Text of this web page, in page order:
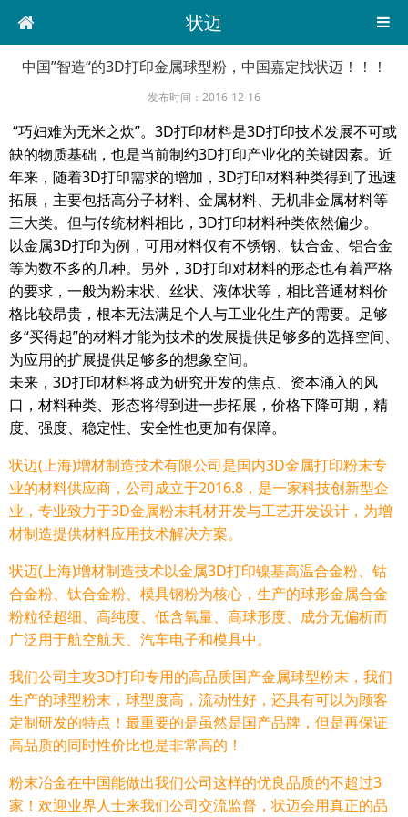
状迈
中国”智造“的3D打印金属球型粉，中国嘉定找状迈！！！
发布时间：2016-12-16
“巧妇难为无米之炊”。3D打印材料是3D打印技术发展不可或
缺的物质基础，也是当前制约3D打印产业化的关键因素。近
年来，随着3D打印需求的增加，3D打印材料种类得到了迅速
拓展，主要包括高分子材料、金属材料、无机非金属材料等
三大类。但与传统材料相比，3D打印材料种类依然偏少。
以金属3D打印为例，可用材料仅有不锈钢、钛合金、铝合金
等为数不多的几种。另外，3D打印对材料的形态也有着严格
的要求，一般为粉末状、丝状、液体状等，相比普通材料价
格比较昂贵，根本无法满足个人与工业化生产的需要。足够
多“买得起”的材料才能为技术的发展提供足够多的选择空间、
为应用的扩展提供足够多的想象空间。
未来，3D打印材料将成为研究开发的焦点、资本涌入的风
口，材料种类、形态将得到进一步拓展，价格下降可期，精
度、强度、稳定性、安全性也更加有保障。
状迈(上海)增材制造技术有限公司是国内3D金属打印粉末专
业的材料供应商，公司成立于2016.8，是一家科技创新型企
业，专业致力于3D金属粉末耗材开发与工艺开发设计，为增
材制造提供材料应用技术解决方案。
状迈(上海)增材制造技术以金属3D打印镍基高温合金粉、钴
合金粉、钛合金粉、模具钢粉为核心，生产的球形金属合金
粉粒径超细、高纯度、低含氧量、高球形度、成分无偏析而
广泛用于航空航天、汽车电子和模具中。
我们公司主攻3D打印专用的高品质国产金属球型粉末，我们
生产的球型粉末，球型度高，流动性好，还具有可以为顾客
定制研发的特点！最重要的是虽然是国产品牌，但是再保证
高品质的同时性价比也是非常高的！
粉末冶金在中国能做出我们公司这样的优良品质的不超过3
家！欢迎业界人士来我们公司交流监督，状迈会用真正的品